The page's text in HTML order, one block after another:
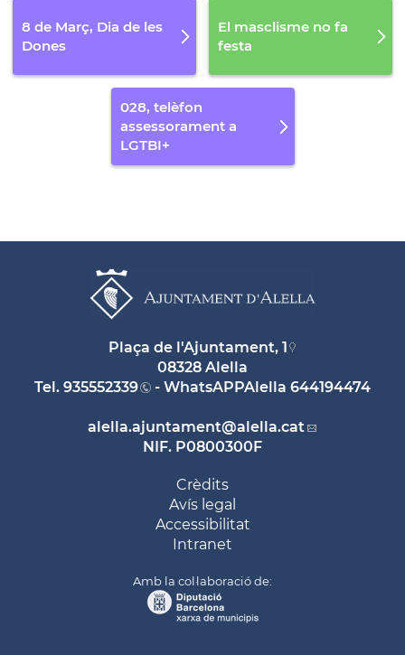
8 de Març, Dia de les
Dones
El masclisme no fa
festa
028, telèfon
assessorament a
LGTBI+
Plaça de l'Ajuntament, 1
08328 Alella
Tel. 935552339 - WhatsAPPAlella 644194474
alella.ajuntament@alella.cat
NIF. P0800300F
Crèdits
Avís legal
Accessibilitat
Intranet
Amb la col·laboració de: